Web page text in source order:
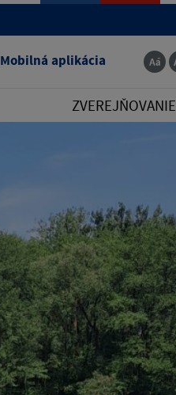
Mobilná aplikácia
ZVEREJŇOVANIE